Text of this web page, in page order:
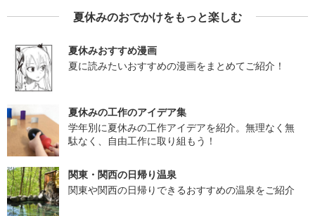
夏休みのおでかけをもっと楽しむ
夏休みおすすめ漫画
夏に読みたいおすすめの漫画をまとめてご紹介！
夏休みの工作のアイデア集
学年別に夏休みの工作アイデアを紹介。無理なく無
駄なく、自由工作に取り組もう！
関東・関西の日帰り温泉
関東や関西の日帰りできるおすすめの温泉をご紹介